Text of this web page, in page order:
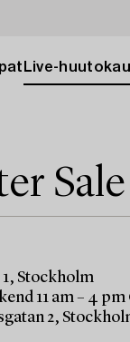
Live-
Sale
Stockholm
11 am – 4 pm
2,